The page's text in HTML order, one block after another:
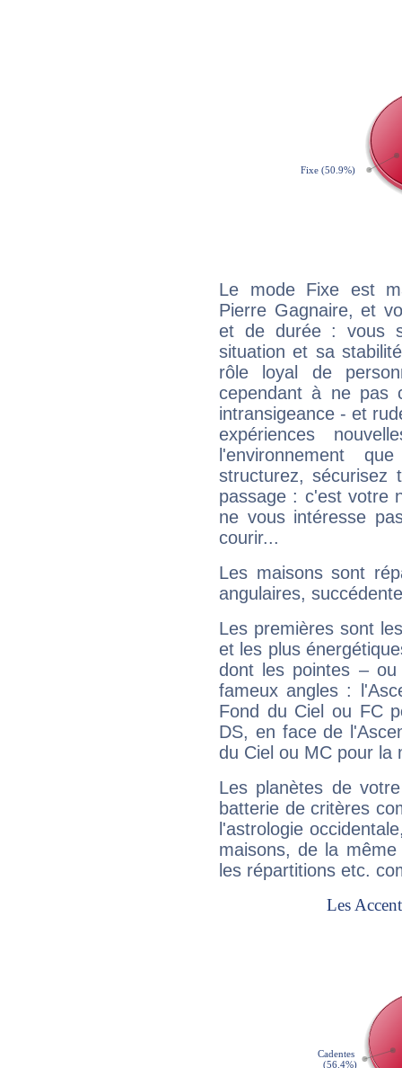
Le mode Fixe est
Pierre Gagnaire, et
et de durée : vous
situation et sa
rôle loyal de
cependant à ne pas
intransigeance - et
expériences
l'environnement
structurez, sécurisez
passage : c'est votre
ne vous intéresse
courir...
Les maisons sont
angulaires,
Les premières sont
et les plus
dont les pointes –
fameux angles :
Fond du Ciel ou FC
DS, en face de
du Ciel ou MC pour la
Les planètes de
batterie de critères
l'astrologie
maisons, de la
les répartitions etc.